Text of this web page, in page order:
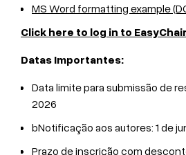
MS Word formatting example
Click here to log in to EasyChair
Datas Importantes:
Data limite para submissão de
2026
bNotificação aos autores: 1 de
Prazo de inscrição com